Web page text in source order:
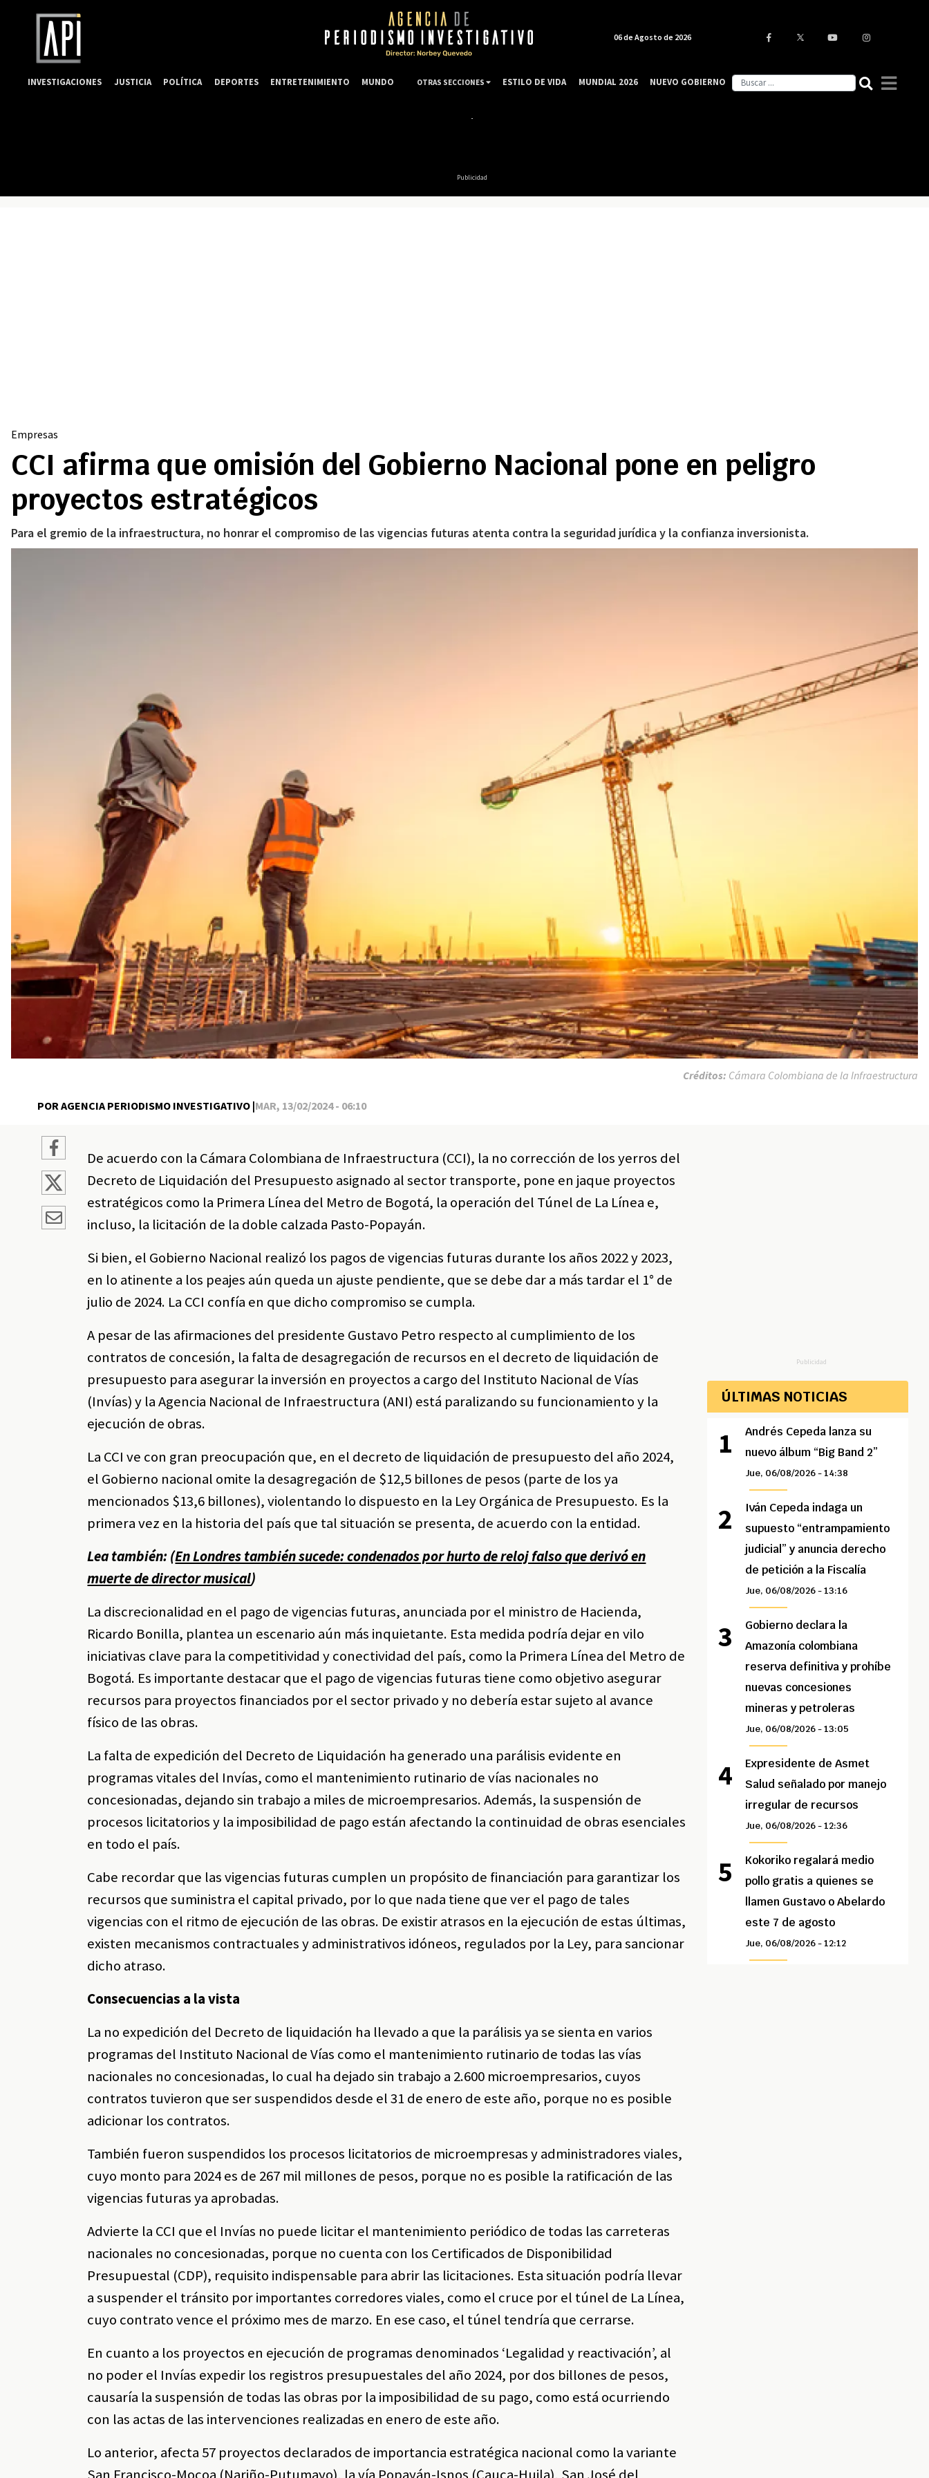
Publicidad
Empresas
CCI afirma que omisión del Gobierno Nacional pone en peligro
proyectos estratégicos
Para el gremio de la infraestructura, no honrar el compromiso de las vigencias futuras atenta contra la seguridad jurídica y la confianza inversionista.
POR AGENCIA PERIODISMO INVESTIGATIVO |MAR, 13/02/2024 - 06:10
Créditos: Cámara Colombiana de la Infraestructura
De acuerdo con la Cámara Colombiana de Infraestructura (CCI), la no corrección de los yerros del
Decreto de Liquidación del Presupuesto asignado al sector transporte, pone en jaque proyectos
estratégicos como la Primera Línea del Metro de Bogotá, la operación del Túnel de La Línea e,
incluso, la licitación de la doble calzada Pasto-Popayán.
Si bien, el Gobierno Nacional realizó los pagos de vigencias futuras durante los años 2022 y 2023,
en lo atinente a los peajes aún queda un ajuste pendiente, que se debe dar a más tardar el 1° de
julio de 2024. La CCI confía en que dicho compromiso se cumpla.
A pesar de las afirmaciones del presidente Gustavo Petro respecto al cumplimiento de los
contratos de concesión, la falta de desagregación de recursos en el decreto de liquidación de
presupuesto para asegurar la inversión en proyectos a cargo del Instituto Nacional de Vías
(Invías) y la Agencia Nacional de Infraestructura (ANI) está paralizando su funcionamiento y la
ejecución de obras.
La CCI ve con gran preocupación que, en el decreto de liquidación de presupuesto del año 2024,
el Gobierno nacional omite la desagregación de $12,5 billones de pesos (parte de los ya
mencionados $13,6 billones), violentando lo dispuesto en la Ley Orgánica de Presupuesto. Es la
primera vez en la historia del país que tal situación se presenta, de acuerdo con la entidad.
Lea también: (En Londres también sucede: condenados por hurto de reloj falso que derivó en
muerte de director musical)
La discrecionalidad en el pago de vigencias futuras, anunciada por el ministro de Hacienda,
Ricardo Bonilla, plantea un escenario aún más inquietante. Esta medida podría dejar en vilo
iniciativas clave para la competitividad y conectividad del país, como la Primera Línea del Metro de
Bogotá. Es importante destacar que el pago de vigencias futuras tiene como objetivo asegurar
recursos para proyectos financiados por el sector privado y no debería estar sujeto al avance
físico de las obras.
La falta de expedición del Decreto de Liquidación ha generado una parálisis evidente en
programas vitales del Invías, como el mantenimiento rutinario de vías nacionales no
concesionadas, dejando sin trabajo a miles de microempresarios. Además, la suspensión de
procesos licitatorios y la imposibilidad de pago están afectando la continuidad de obras esenciales
en todo el país.
Cabe recordar que las vigencias futuras cumplen un propósito de financiación para garantizar los
recursos que suministra el capital privado, por lo que nada tiene que ver el pago de tales
vigencias con el ritmo de ejecución de las obras. De existir atrasos en la ejecución de estas últimas,
existen mecanismos contractuales y administrativos idóneos, regulados por la Ley, para sancionar
dicho atraso.
Consecuencias a la vista
La no expedición del Decreto de liquidación ha llevado a que la parálisis ya se sienta en varios
programas del Instituto Nacional de Vías como el mantenimiento rutinario de todas las vías
nacionales no concesionadas, lo cual ha dejado sin trabajo a 2.600 microempresarios, cuyos
contratos tuvieron que ser suspendidos desde el 31 de enero de este año, porque no es posible
adicionar los contratos.
También fueron suspendidos los procesos licitatorios de microempresas y administradores viales,
cuyo monto para 2024 es de 267 mil millones de pesos, porque no es posible la ratificación de las
vigencias futuras ya aprobadas.
Advierte la CCI que el Invías no puede licitar el mantenimiento periódico de todas las carreteras
nacionales no concesionadas, porque no cuenta con los Certificados de Disponibilidad
Presupuestal (CDP), requisito indispensable para abrir las licitaciones. Esta situación podría llevar
a suspender el tránsito por importantes corredores viales, como el cruce por el túnel de La Línea,
cuyo contrato vence el próximo mes de marzo. En ese caso, el túnel tendría que cerrarse.
En cuanto a los proyectos en ejecución de programas denominados ‘Legalidad y reactivación’, al
no poder el Invías expedir los registros presupuestales del año 2024, por dos billones de pesos,
causaría la suspensión de todas las obras por la imposibilidad de su pago, como está ocurriendo
con las actas de las intervenciones realizadas en enero de este año.
Lo anterior, afecta 57 proyectos declarados de importancia estratégica nacional como la variante
Publicidad
ÚLTIMAS NOTICIAS
Andrés Cepeda lanza su
nuevo álbum “Big Band 2”
Jue, 06/08/2026 - 14:38
Iván Cepeda indaga un
supuesto “entrampamiento
judicial” y anuncia derecho
de petición a la Fiscalía
Jue, 06/08/2026 - 13:16
Gobierno declara la
Amazonía colombiana
reserva definitiva y prohíbe
nuevas concesiones
mineras y petroleras
Jue, 06/08/2026 - 13:05
Expresidente de Asmet
Salud señalado por manejo
irregular de recursos
Jue, 06/08/2026 - 12:36
Kokoriko regalará medio
pollo gratis a quienes se
llamen Gustavo o Abelardo
este 7 de agosto
Jue, 06/08/2026 - 12:12
06 de Agosto de 2026
INVESTIGACIONES JUSTICIA POLÍTICA DEPORTES ENTRETENIMIENTO MUNDO OTRAS SECCIONES ESTILO DE VIDA MUNDIAL 2026 NUEVO GOBIERNO